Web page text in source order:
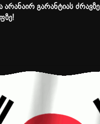
არანაირ გარანტიას